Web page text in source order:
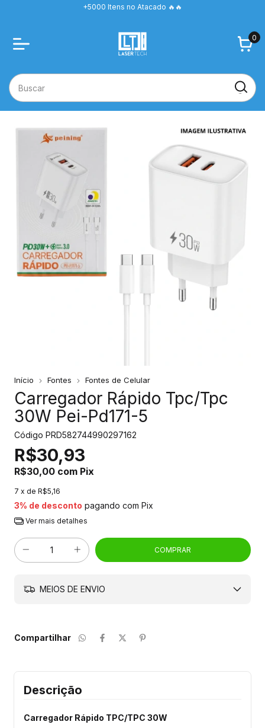
+5000 Itens no Atacado 🔥🔥
0
Início Fontes Fontes de Celular
Carregador Rápido Tpc/Tpc
30W Pei-Pd171-5
Código PRD582744990297162
R$30,93
R$30,00 com Pix
7 x de R$5,16
3% de desconto pagando com Pix
Ver mais detalhes
MEIOS DE ENVIO
Compartilhar
Descrição
Carregador Rápido TPC/TPC 30W